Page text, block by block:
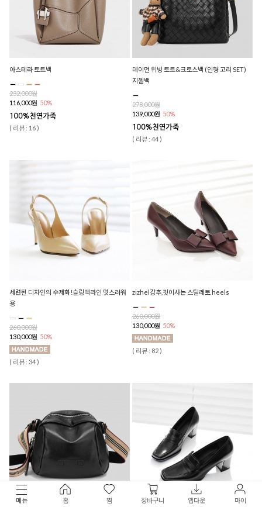
아스테라 토트백
232,000원
116,000원 50%
( 리뷰 : 16 )
데이먼 위빙 토트&크로스백 (인형 고리 SET)
지젤백
278,000원
139,000원 50%
( 리뷰 : 44 )
세련된 디자인의 수제화!슬링백라인 멋스러워
용
260,000원
130,000원 50%
( 리뷰 : 34 )
zizhel강추,핏이사는 스틸레토 heels
260,000원
130,000원 50%
( 리뷰 : 82 )
메뉴 홈 찜 장바구니 앱다운 마이